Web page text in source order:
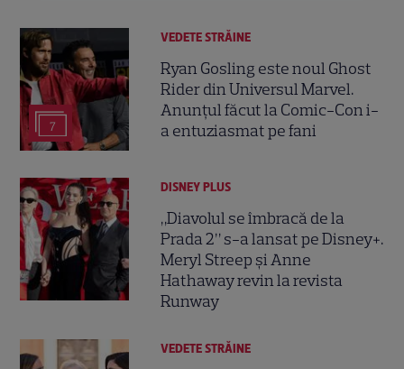
7
VEDETE STRĂINE
Ryan Gosling este noul Ghost
Rider din Universul Marvel.
Anunțul făcut la Comic-Con i-
a entuziasmat pe fani
DISNEY PLUS
„Diavolul se îmbracă de la
Prada 2” s-a lansat pe Disney+.
Meryl Streep și Anne
Hathaway revin la revista
Runway
VEDETE STRĂINE